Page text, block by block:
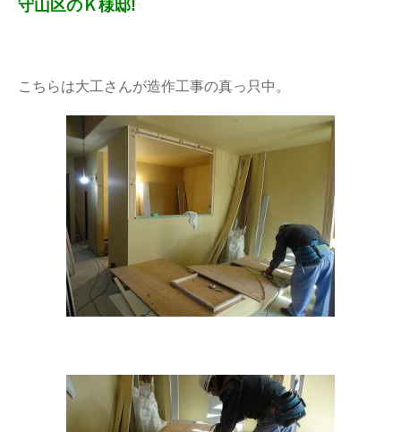
守山区のＫ様邸!
こちらは大工さんが造作工事の真っ只中。